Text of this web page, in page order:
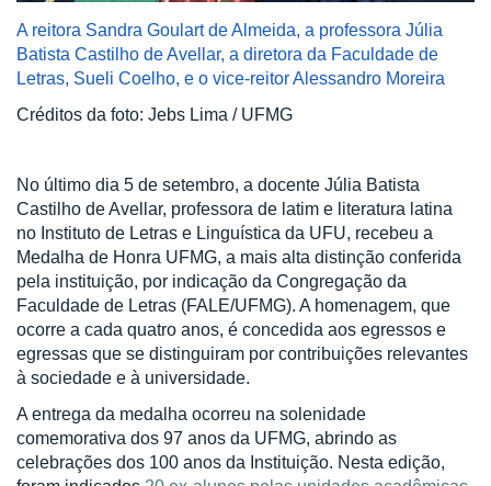
A reitora Sandra Goulart de Almeida, a professora Júlia
Batista Castilho de Avellar, a diretora da Faculdade de
Letras, Sueli Coelho, e o vice-reitor Alessandro Moreira
Créditos da foto: Jebs Lima / UFMG
No último dia 5 de setembro, a docente Júlia Batista
Castilho de Avellar, professora de latim e literatura latina
no Instituto de Letras e Linguística da UFU, recebeu a
Medalha de Honra UFMG, a mais alta distinção conferida
pela instituição, por indicação da Congregação da
Faculdade de Letras (FALE/UFMG). A homenagem, que
ocorre a cada quatro anos, é concedida aos egressos e
egressas que se distinguiram por contribuições relevantes
à sociedade e à universidade.
A entrega da medalha ocorreu na solenidade
comemorativa dos 97 anos da UFMG, abrindo as
celebrações dos 100 anos da Instituição. Nesta edição,